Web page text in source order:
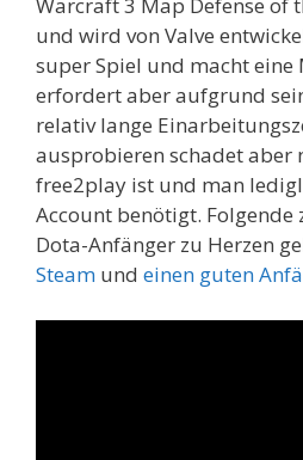
und wird von Valve
super Spiel und macht eine
erfordert aber aufgrund
relativ lange
ausprobieren schadet aber
free2play ist und man
Account benötigt. Folgende
Dota-Anfänger zu Herzen
Steam und einen guten